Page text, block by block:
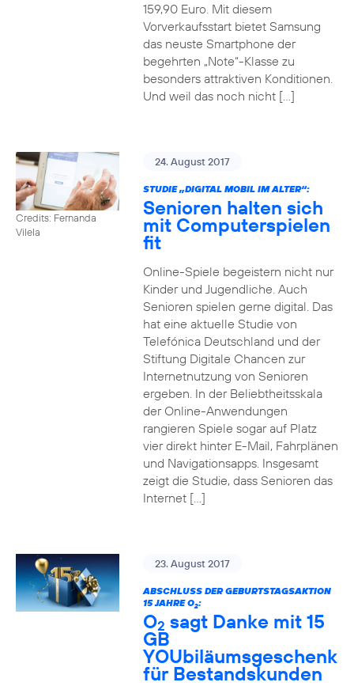
159,90 Euro. Mit diesem
Vorverkaufsstart bietet Samsung
das neuste Smartphone der
begehrten „Note“-Klasse zu
besonders attraktiven Konditionen.
Und weil das noch nicht […]
Credits: Fernanda
Vilela
24. August 2017
STUDIE „DIGITAL MOBIL IM ALTER“:
Senioren halten sich
mit Computerspielen
fit
Online-Spiele begeistern nicht nur
Kinder und Jugendliche. Auch
Senioren spielen gerne digital. Das
hat eine aktuelle Studie von
Telefónica Deutschland und der
Stiftung Digitale Chancen zur
Internetnutzung von Senioren
ergeben. In der Beliebtheitsskala
der Online-Anwendungen
rangieren Spiele sogar auf Platz
vier direkt hinter E-Mail, Fahrplänen
und Navigationsapps. Insgesamt
zeigt die Studie, dass Senioren das
Internet […]
23. August 2017
ABSCHLUSS DER GEBURTSTAGSAKTION
15 JAHRE O2:
O2 sagt Danke mit 15
GB
YOUbiläumsgeschenk
für Bestandskunden